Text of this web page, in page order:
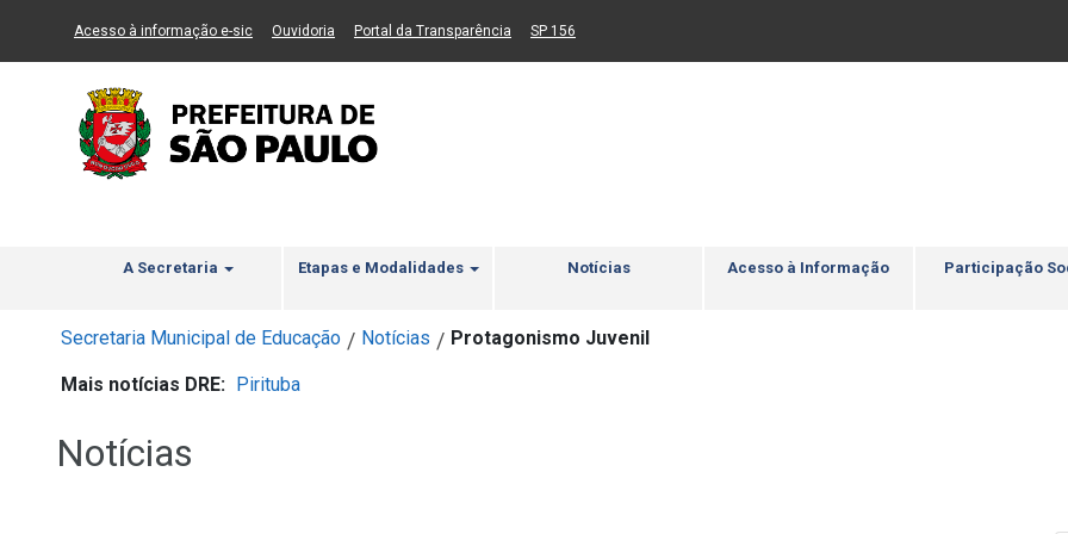
Ir ao Conteúdo Ir para menu principal 2 Ir para busca Ir para rodapé
Acesso à informação e-sic(Link para um novo sítio)
Ouvidoria (Link para um novo sítio)
Portal da Transparência (Link para um novo sítio)
SP 156
A Secretaria Etapas e Modalidades Notícias Acesso à Informação Participação
Secretaria Municipal de Educação / Notícias / Protagonismo Juvenil
Mais notícias DRE: Pirituba
Notícias